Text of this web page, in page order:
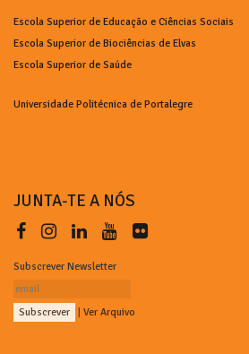
Escola Superior de Educação e Ciências Sociais
Escola Superior de Biociências de Elvas
Escola Superior de Saúde
Universidade Politécnica de Portalegre
JUNTA-TE A NÓS
Subscrever Newsletter
| Ver Arquivo